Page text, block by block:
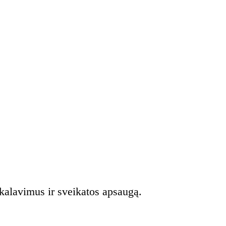
ir sveikatos apsaugą.